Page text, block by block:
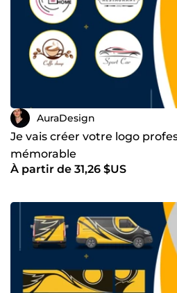
AuraDesign
Je vais créer votre logo
mémorable
À partir de 31,26 $US